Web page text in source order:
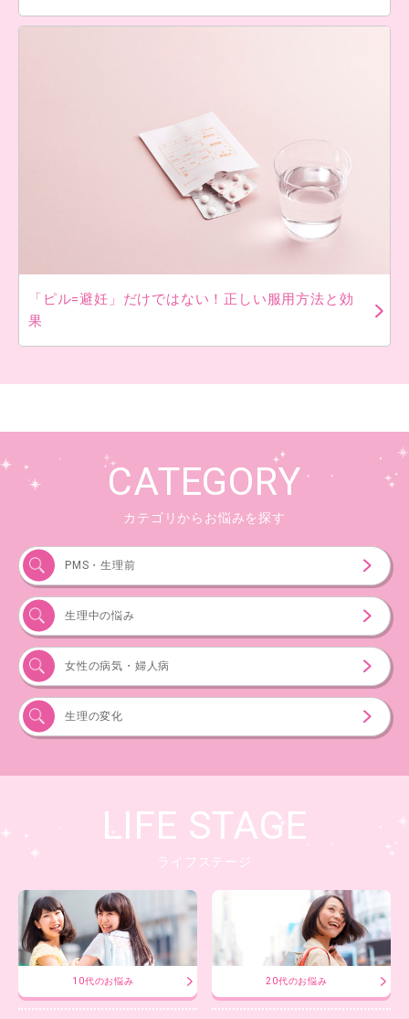
「ピル=避妊」だけではない！正しい服用方法と効
果
CATEGORY
カテゴリからお悩みを探す
PMS・生理前
生理中の悩み
女性の病気・婦人病
生理の変化
LIFE STAGE
ライフステージ
10代のお悩み 20代のお悩み